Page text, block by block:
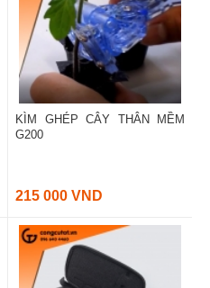
KÌM GHÉP CÂY THÂN MỀM
G200
215 000 VND